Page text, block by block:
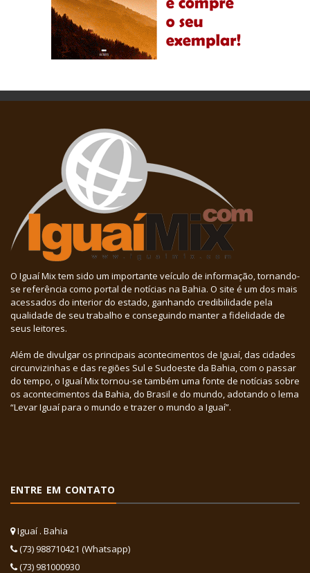
O Iguaí Mix tem sido um importante veículo de informação, tornando-
se referência como portal de notícias na Bahia. O site é um dos mais
acessados do interior do estado, ganhando credibilidade pela
qualidade de seu trabalho e conseguindo manter a fidelidade de
seus leitores.
Além de divulgar os principais acontecimentos de Iguaí, das cidades
circunvizinhas e das regiões Sul e Sudoeste da Bahia, com o passar
do tempo, o Iguaí Mix tornou-se também uma fonte de notícias sobre
os acontecimentos da Bahia, do Brasil e do mundo, adotando o lema
“Levar Iguaí para o mundo e trazer o mundo a Iguaí”.
ENTRE EM CONTATO
Iguaí . Bahia
(73) 988710421 (Whatsapp)
(73) 981000930